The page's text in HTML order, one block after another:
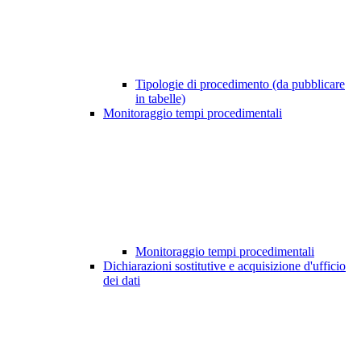
Tipologie di procedimento (da pubblicare
in tabelle)
Monitoraggio tempi procedimentali
Monitoraggio tempi procedimentali
Dichiarazioni sostitutive e acquisizione d'ufficio
dei dati